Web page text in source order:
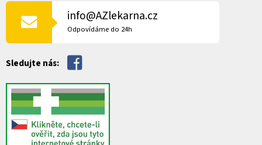
info@AZlekarna.cz
Odpovídáme do 24h
Sledujte nás: